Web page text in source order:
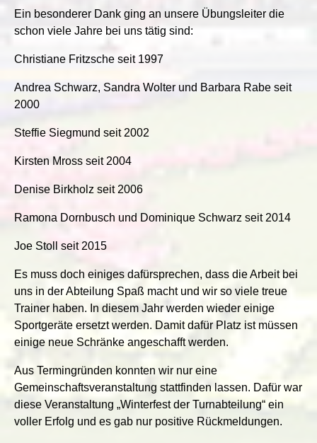
Ein besonderer Dank ging an unsere Übungsleiter die
schon viele Jahre bei uns tätig sind:
Christiane Fritzsche seit 1997
Andrea Schwarz, Sandra Wolter und Barbara Rabe seit
2000
Steffie Siegmund seit 2002
Kirsten Mross seit 2004
Denise Birkholz seit 2006
Ramona Dornbusch und Dominique Schwarz seit 2014
Joe Stoll seit 2015
Es muss doch einiges dafürsprechen, dass die Arbeit bei
uns in der Abteilung Spaß macht und wir so viele treue
Trainer haben. In diesem Jahr werden wieder einige
Sportgeräte ersetzt werden. Damit dafür Platz ist müssen
einige neue Schränke angeschafft werden.
Aus Termingründen konnten wir nur eine
Gemeinschaftsveranstaltung stattfinden lassen. Dafür war
diese Veranstaltung „Winterfest der Turnabteilung“ ein
voller Erfolg und es gab nur positive Rückmeldungen.